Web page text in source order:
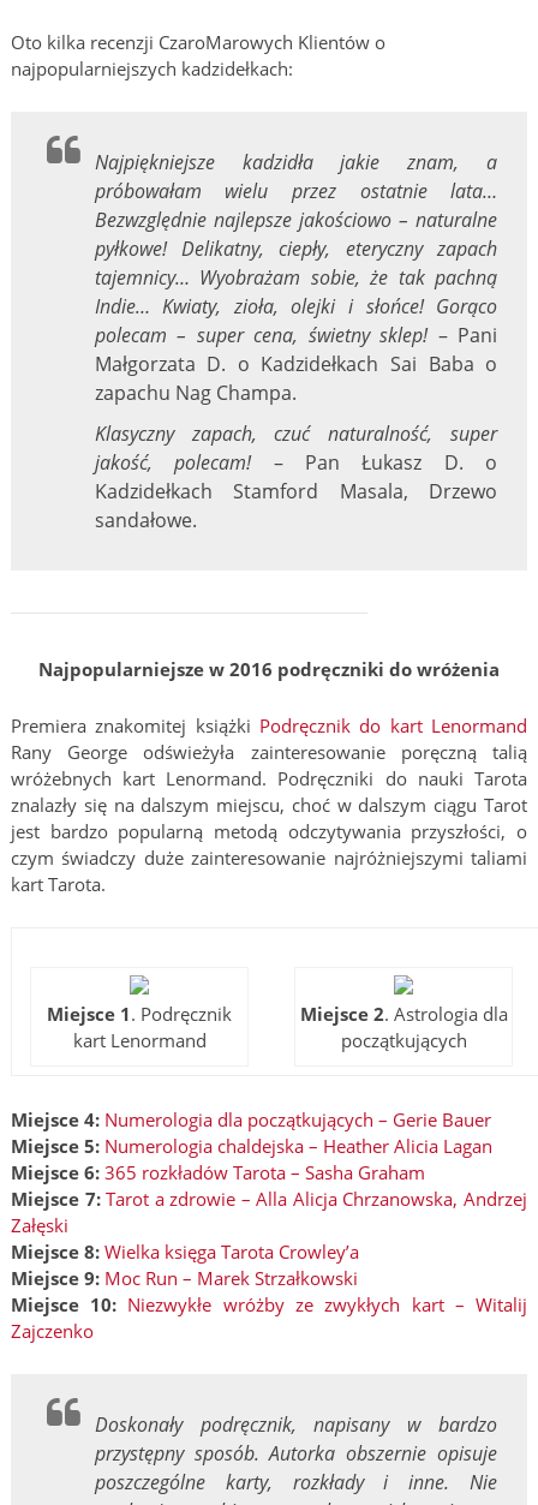
Oto kilka recenzji CzaroMarowych Klientów o
najpopularniejszych kadzidełkach:
Najpiękniejsze kadzidła jakie znam, a
próbowałam wielu przez ostatnie lata…
Bezwzględnie najlepsze jakościowo – naturalne
pyłkowe! Delikatny, ciepły, eteryczny zapach
tajemnicy… Wyobrażam sobie, że tak pachną
Indie… Kwiaty, zioła, olejki i słońce! Gorąco
polecam – super cena, świetny sklep!– Pani
Małgorzata D. o Kadzidełkach Sai Baba o
zapachu Nag Champa.
Klasyczny zapach, czuć naturalność, super
jakość, polecam!– Pan Łukasz D. o
Kadzidełkach Stamford Masala, Drzewo
sandałowe.
Najpopularniejsze w 2016 podręczniki do wróżenia
Premiera znakomitej książki Podręcznik do kart Lenormand
Rany George odświeżyła zainteresowanie poręczną talią
wróżebnych kart Lenormand. Podręczniki do nauki Tarota
znalazły się na dalszym miejscu, choć w dalszym ciągu Tarot
jest bardzo popularną metodą odczytywania przyszłości, o
czym świadczy duże zainteresowanie najróżniejszymi taliami
kart Tarota.
Miejsce 1. Podręcznik
kart Lenormand
Miejsce 2. Astrologia dla
początkujących
Miejsce 4: Numerologia dla początkujących – Gerie Bauer
Miejsce 5: Numerologia chaldejska – Heather Alicia Lagan
Miejsce 6: 365 rozkładów Tarota – Sasha Graham
Miejsce 7: Tarot a zdrowie – Alla Alicja Chrzanowska, Andrzej
Załęski
Miejsce 8: Wielka księga Tarota Crowley’a
Miejsce 9: Moc Run – Marek Strzałkowski
Miejsce 10: Niezwykłe wróżby ze zwykłych kart – Witalij
Zajczenko
Doskonały podręcznik, napisany w bardzo
przystępny sposób. Autorka obszernie opisuje
poszczególne karty, rozkłady i inne. Nie